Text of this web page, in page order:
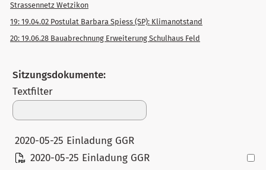
Strassennetz Wetzikon
19: 19.04.02 Postulat Barbara Spiess (SP): Klimanotstand
20: 19.06.28 Bauabrechnung Erweiterung Schulhaus Feld
Sitzungsdokumente:
Textfilter
2020-05-25 Einladung GGR
2020-05-25 Einladung GGR